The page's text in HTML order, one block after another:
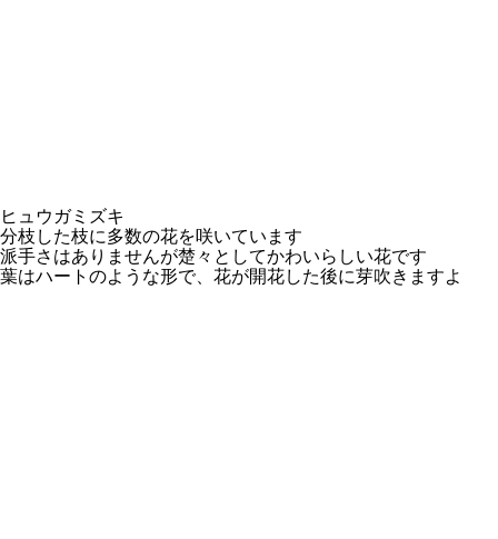
ヒュウガミズキ
分枝した枝に多数の花を咲いています
派手さはありませんが楚々としてかわいらしい花です
葉はハートのような形で、花が開花した後に芽吹きますよ